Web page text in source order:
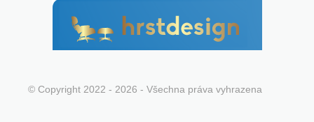
© Copyright 2022 - 2026 - Všechna práva vyhrazena